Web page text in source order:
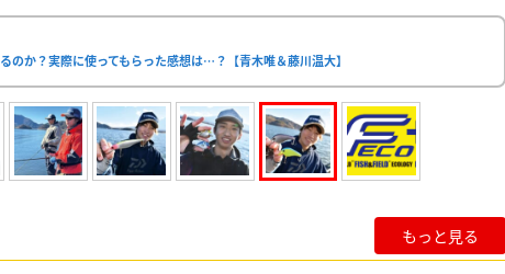
のか？実際に使ってもらった感想は…？【青木唯＆藤川温大】
もっと見る